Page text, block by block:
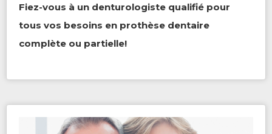
Fiez-vous à un denturologiste qualifié pour
tous vos besoins en prothèse dentaire
complète ou partielle!